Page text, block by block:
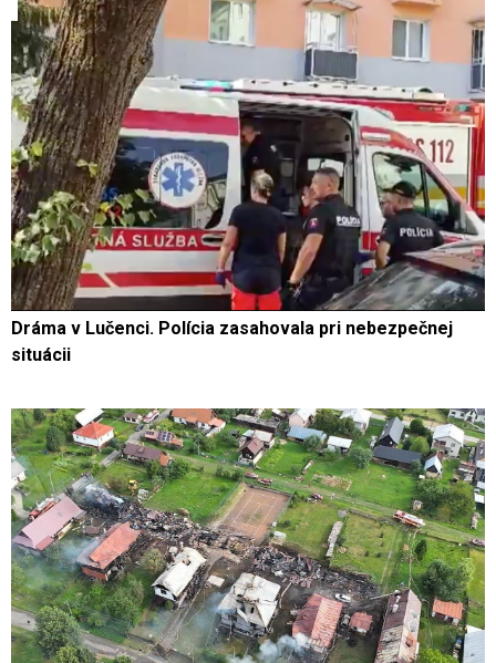
Dráma v Lučenci. Polícia zasahovala pri nebezpečnej
situácii